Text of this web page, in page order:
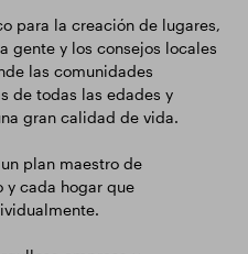
para la creación de lugares,
gente y los consejos locales
las comunidades
de todas las edades y
gran calidad de vida.
plan maestro de
y cada hogar que